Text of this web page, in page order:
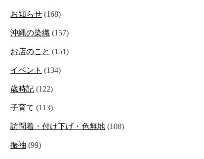
お知らせ (168)
沖縄の染織 (157)
お店のこと (151)
イベント (134)
歳時記 (122)
子育て (113)
訪問着・付け下げ・色無地 (108)
振袖 (99)